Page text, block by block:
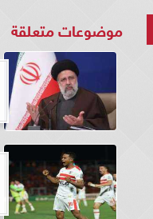
موضوعات متعلقة